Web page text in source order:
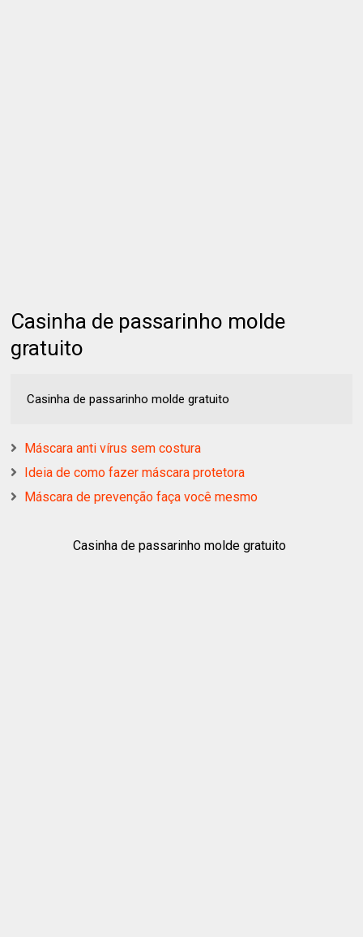
Casinha de passarinho molde
gratuito
Casinha de passarinho molde gratuito
Máscara anti vírus sem costura
Ideia de como fazer máscara protetora
Máscara de prevenção faça você mesmo
Casinha de passarinho molde gratuito